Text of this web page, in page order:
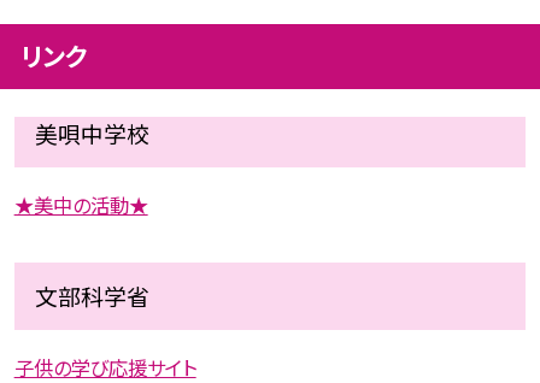
リンク
美唄中学校
★美中の活動★
文部科学省
子供の学び応援サイト